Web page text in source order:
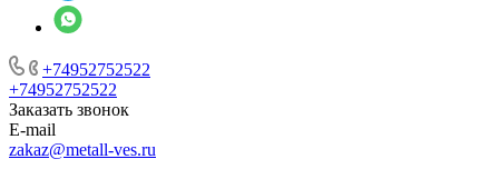
+74952752522
+74952752522
Заказать звонок
E-mail
zakaz@metall-ves.ru